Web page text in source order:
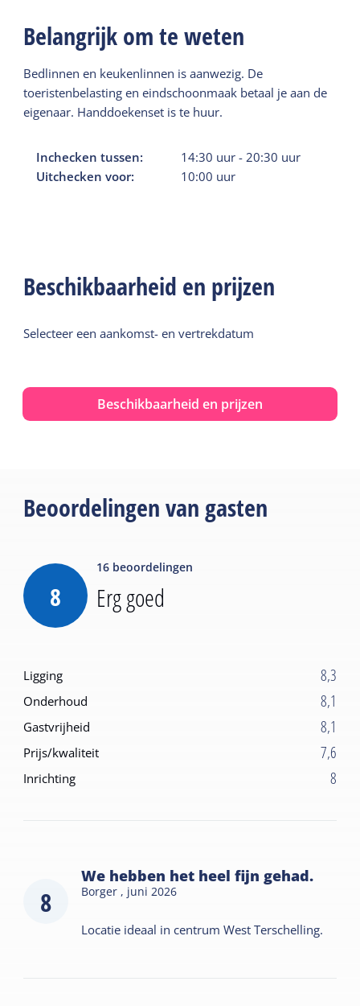
Belangrijk om te weten
Bedlinnen en keukenlinnen is aanwezig. De
toeristenbelasting en eindschoonmaak betaal je aan de
eigenaar. Handdoekenset is te huur.
Inchecken tussen: 14:30 uur -20:30 uur
Uitchecken voor:
10:00 uur
Beschikbaarheid en prijzen
Selecteer een aankomst- en vertrekdatum
Beschikbaarheid en prijzen
Beoordelingen van gasten
8
16 beoordelingen
Erg goed
Ligging 8,3
Onderhoud 8,1
Gastvrijheid 8,1
Prijs/kwaliteit 7,6
Inrichting 8
8
We hebben het heel fijn gehad.
Borger , juni 2026
Locatie ideaal in centrum West Terschelling.